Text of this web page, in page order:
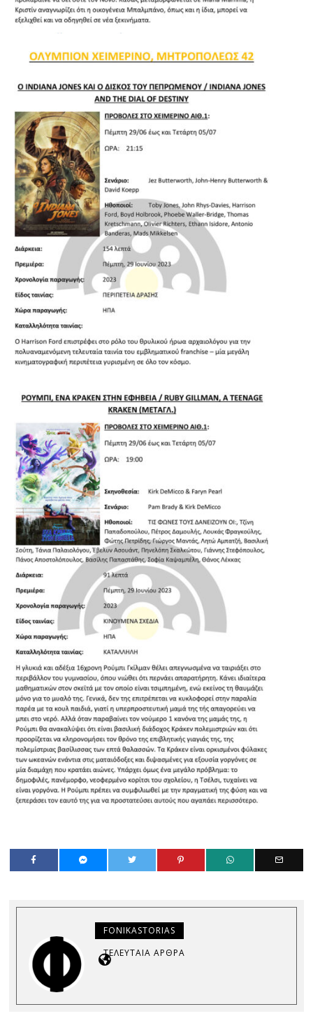
FONIKASTORIAS
ΤΕΛΕΥΤΑΊΑ ΆΡΘΡΑ